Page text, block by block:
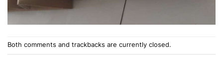
Both comments and trackbacks are currently closed.